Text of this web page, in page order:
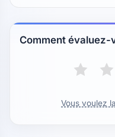
Comment évaluez-
Vous voulez